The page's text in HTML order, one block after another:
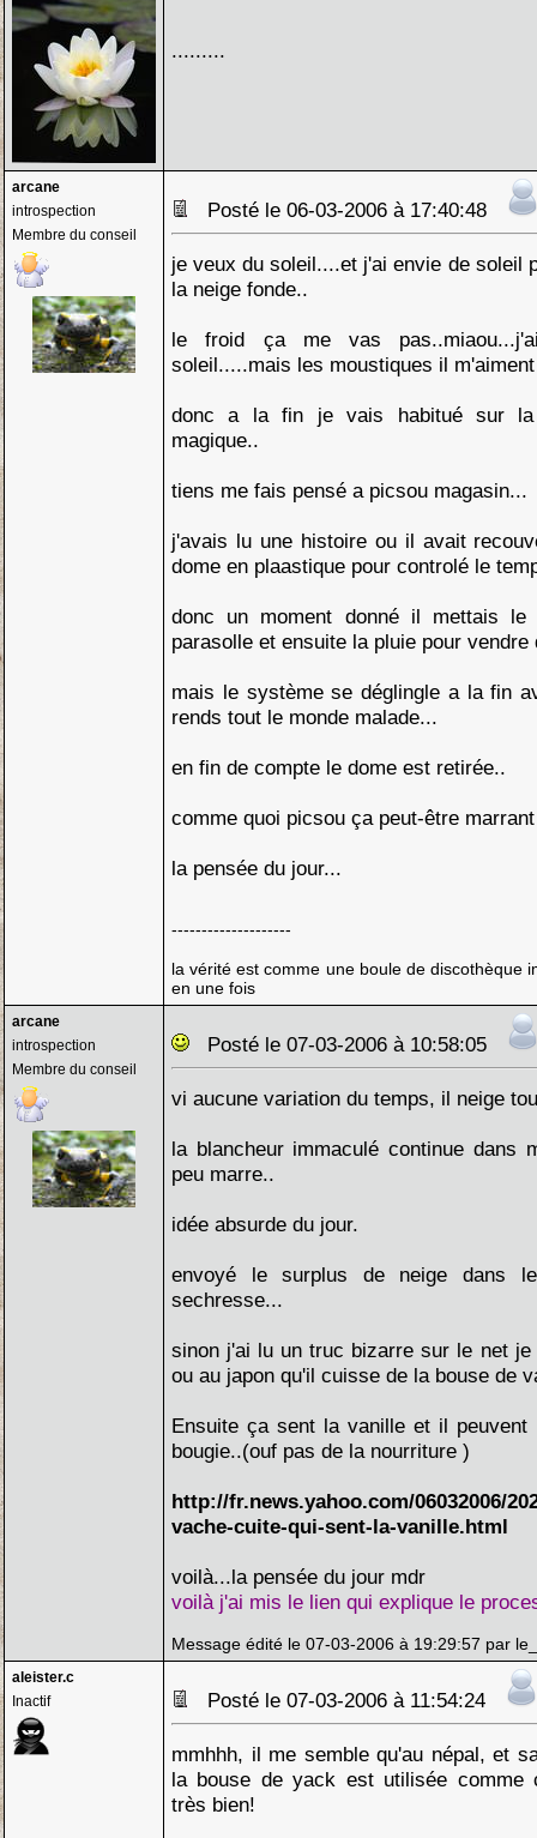
.........
arcane
introspection
Membre du conseil
Posté le 06-03-2006 à 17:40:48
je veux du soleil....et j'ai envie de soleil
la neige fonde..
le froid ça me vas
soleil.....mais les moustiques il
donc a la fin je vais habitué sur la
magique..
tiens me fais pensé a picsou magasin...
j'avais lu une histoire ou il avait
dome en plaastique pour controlé le
donc un moment donné il mettais
parasolle et ensuite la pluie pour vendre
mais le système se déglingle a la fin
rends tout le monde malade...
en fin de compte le dome est retirée..
comme quoi picsou ça peut-être
la pensée du jour...
--------------------
la vérité est comme une boule de discothèque
en une fois
arcane
introspection
Membre du conseil
Posté le 07-03-2006 à 10:58:05
vi aucune variation du temps, il neige
la blancheur immaculé continue dans
peu marre..
idée absurde du jour.
envoyé le surplus de neige
sechresse...
sinon j'ai lu un truc bizarre sur le net
ou au japon qu'il cuisse de la bouse de
Ensuite ça sent la vanille et il peuvent
bougie..(ouf pas de la nourriture )
http://fr.news.yahoo.com/06032006/
vache-cuite-qui-sent-la-vanille.html
voilà...la pensée du jour mdr
voilà j'ai mis le lien qui explique le
Message édité le 07-03-2006 à 19:29:57 par
aleister.c
Inactif
Posté le 07-03-2006 à 11:54:24
mmhhh, il me semble qu'au népal, et
la bouse de yack est utilisée comme
très bien!